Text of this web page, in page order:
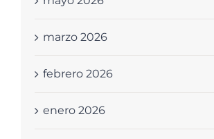
marzo 2026
febrero 2026
enero 2026